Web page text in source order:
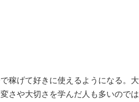
稼げて好きに使えるようになる。大
さや大切さを学んだ人も多いのでは